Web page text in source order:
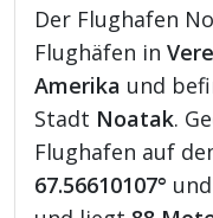
Der Flughafen
Flughäfen in
Amerika und
Stadt Noatak.
Flughafen auf
67.56610107° und